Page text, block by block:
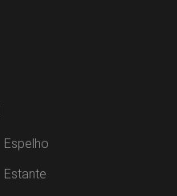
Espelho
Estante